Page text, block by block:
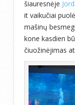
šiauresnėje
it vaikučiai
mašinų
kone kasdien
čiuožinėjimas